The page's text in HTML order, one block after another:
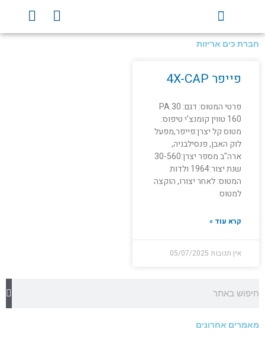
c
u חברת כים אריזות
פייפר 4X-CAP
פרטי המטוס: דגם: PA.30
160 טווין קומנצ'י טיפוס:
מטוס קל יצרן:פייפר,מפעל
לוק האבן, פנסילבניה,
ארה"ב מספר יצרן:30-560
שנת יצור:1964 ולדות
המטוס: לאחר יצורו, הוקצה
למטוס
קרא עוד »
אין תגובות 05/07/2025
מאמרים אחרונים